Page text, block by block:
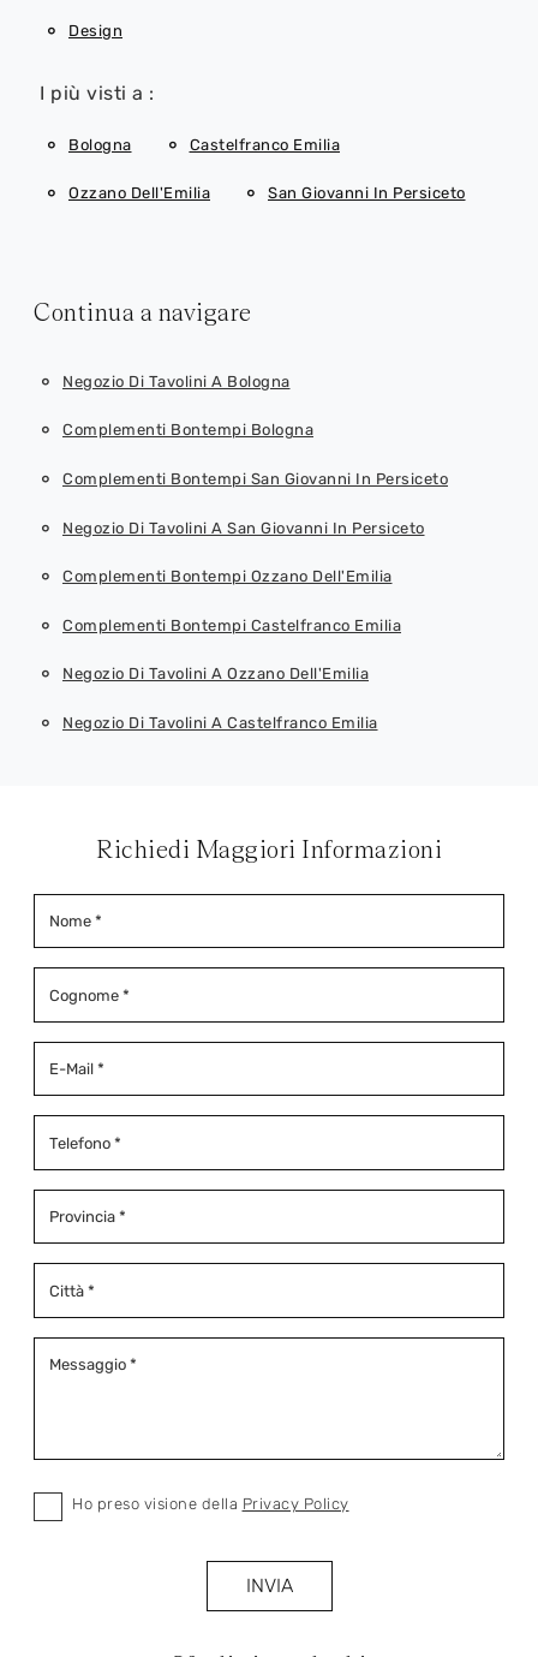
Design
I più visti a :
Bologna Castelfranco Emilia
Ozzano Dell'Emilia San Giovanni In Persiceto
Continua a navigare
Negozio Di Tavolini A Bologna
Complementi Bontempi Bologna
Complementi Bontempi San Giovanni In Persiceto
Negozio Di Tavolini A San Giovanni In Persiceto
Complementi Bontempi Ozzano Dell'Emilia
Complementi Bontempi Castelfranco Emilia
Negozio Di Tavolini A Ozzano Dell'Emilia
Negozio Di Tavolini A Castelfranco Emilia
Richiedi Maggiori Informazioni
Ho preso visione della Privacy Policy
INVIA